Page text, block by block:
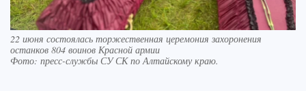
22 июня состоялась торжественная церемония захоронения
останков 804 воинов Красной армии
Фото: пресс-службы СУ СК по Алтайскому краю.